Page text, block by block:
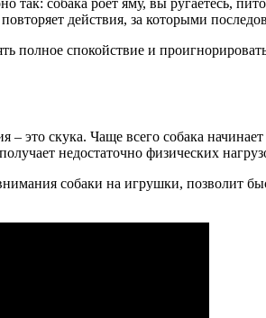
собака роет яму, вы ругаетесь,
действия, за которыми
полное спокойствие и
это скука. Чаще всего собака
недостаточно физических
собаки на игрушки, позволит